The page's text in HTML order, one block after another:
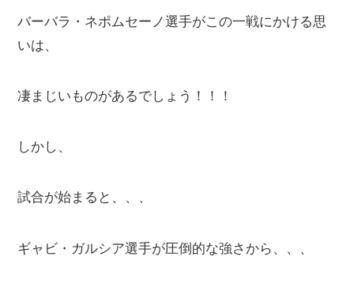
バーバラ・ネポムセーノ選手がこの一戦にかける思
いは、
凄まじいものがあるでしょう！！！
しかし、
試合が始まると、、、
ギャビ・ガルシア選手が圧倒的な強さから、、、